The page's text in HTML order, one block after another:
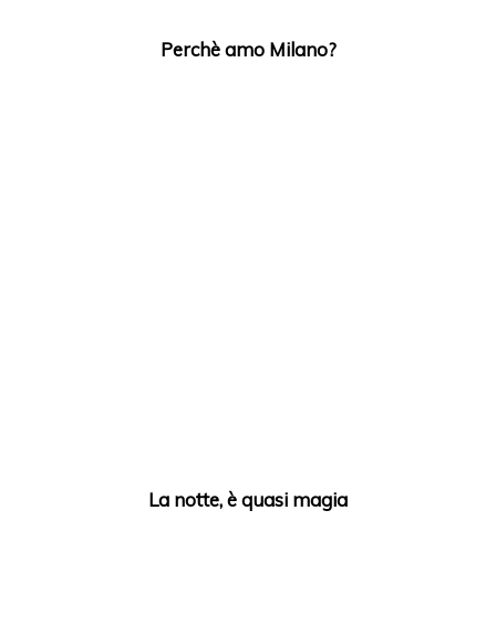
Perchè amo Milano?
La notte, è quasi magia